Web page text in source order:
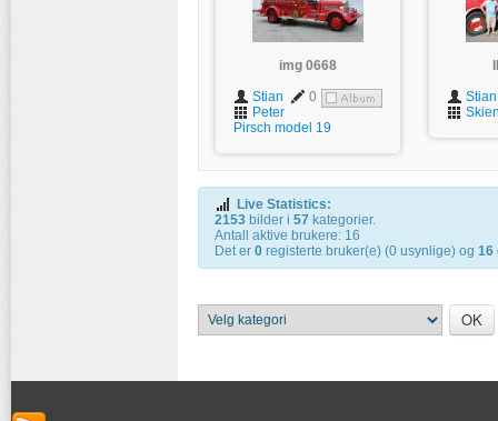
img 0668
Stian
0
Peter
Pirsch model 19
Stian
Live Statistics:
2153 bilder i 57 kategorier.
Antall aktive brukere: 16
Det er 0 registerte bruker(e) (0 usynlige) og 16